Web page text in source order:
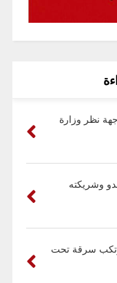
نظر وزارة
وشريكته
سرقة تحت